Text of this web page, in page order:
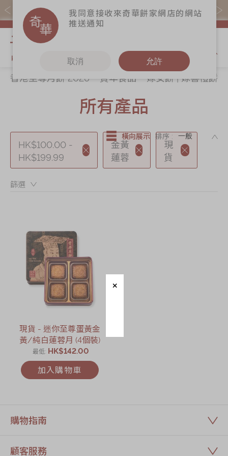
購物滿$368(折扣後)即免本地運費！
關於奇華
分店網絡
商務銷售
奇華餅食
香港至尊月餅
2026
賀年食品
嫁女餅 | 嫁喜禮
奇華迪士尼禮盒
奇華LINE
FRIENDS禮盒
產品價目表
更多
奇華茶室
聯絡奇華
EN 简体
香港至尊月餅 2026 賀年食品
嫁女餅 | 嫁喜禮餅
所有產品
HK$100.00 -
HK$199.99
金黃
蓮蓉
現
貨
篩選：
橫向展示 排序 :
現貨 - 迷你至尊蛋黃金
黃/純白蓮蓉月 (4個裝)
最低 HK$142.00
加入購物車
購物指南
顧客服務
我同意接收來奇華餅家網店的網站
推送通知
取消 允許